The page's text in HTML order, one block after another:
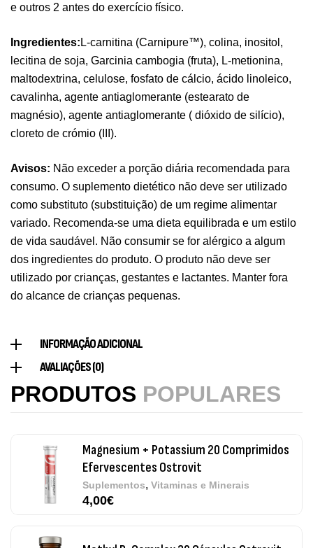
e outros 2 antes do exercício físico.
Ingredientes: L-carnitina (Carnipure™), colina, inositol,
lecitina de soja, Garcinia cambogia (fruta), L-metionina,
maltodextrina, celulose, fosfato de cálcio, ácido linoleico,
cavalinha, agente antiaglomerante (estearato de
magnésio), agente antiaglomerante ( dióxido de silício),
cloreto de crómio (III).
Avisos: Não exceder a porção diária recomendada para
consumo. O suplemento dietético não deve ser utilizado
como substituto (substituição) de um regime alimentar
variado. Recomenda-se uma dieta equilibrada e um estilo
de vida saudável. Não consumir se for alérgico a algum
dos ingredientes do produto. O produto não deve ser
utilizado por crianças, gestantes e lactantes. Manter fora
do alcance de crianças pequenas.
INFORMAÇÃO ADICIONAL
AVALIAÇÕES (0)
PRODUTOS POPULARES
Pure Electrolytes 270 G Ostrovit
Desporto,Suplementos
7,50€
Triple Magnesium + B6 P-5-P 90 Cápsulas
Ostrovit
Saúde Óssea,Suplementos
Vitamin D3 + K2 90 Comprimidos Ostrovit
Saúde Óssea,Suplementos
7,50€
Magnesium + Potassium 20 Comprimidos
Efervescentes Ostrovit
Suplementos,Vitaminas e Minerais
4,00€